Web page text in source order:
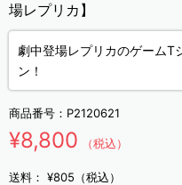
場レプリカ】
劇中登場レプリカのゲームT
ン！
商品番号： P2120621
¥8,800 （税込）
送料： ¥805（税込）